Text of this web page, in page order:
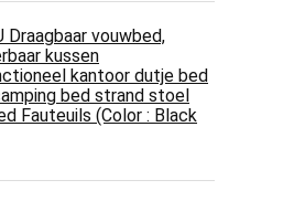
Draagbaar vouwbed,
kussen
kantoor dutje bed
bed strand stoel
Fauteuils (Color : Black